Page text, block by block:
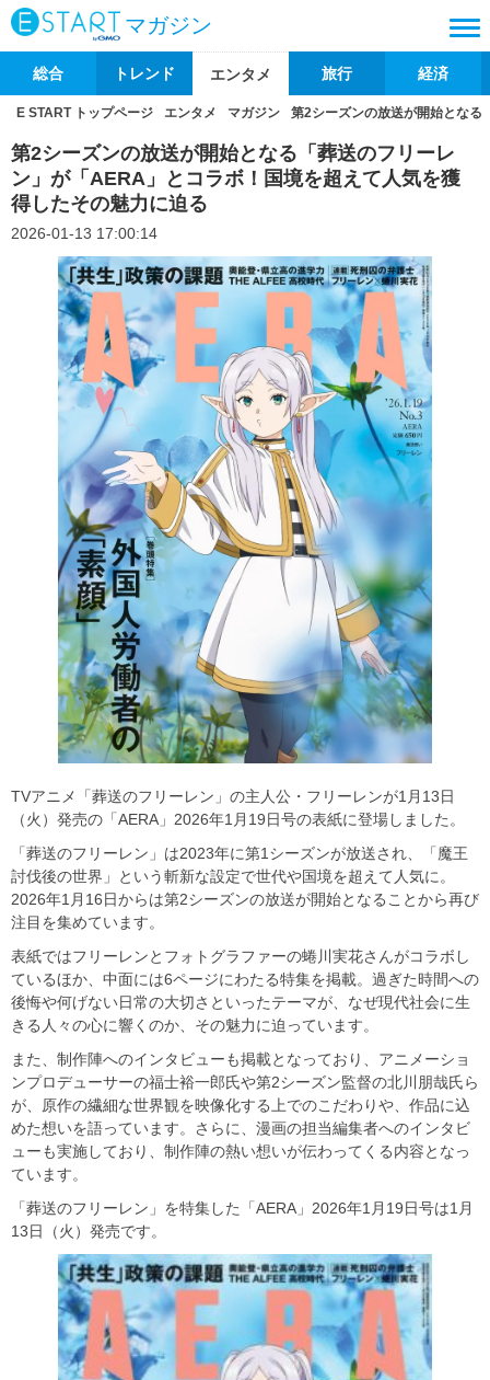
マガジン
総合 トレンド エンタメ 旅行 経済
E START トップページ エンタメ マガジン 第2シーズンの放送が開始となる
第2シーズンの放送が開始となる「葬送のフリーレ
ン」が「AERA」とコラボ！国境を超えて人気を獲
得したその魅力に迫る
2026-01-13 17:00:14
TVアニメ「葬送のフリーレン」の主人公・フリーレンが1月13日
（火）発売の「AERA」2026年1月19日号の表紙に登場しました。
「葬送のフリーレン」は2023年に第1シーズンが放送され、「魔王
討伐後の世界」という斬新な設定で世代や国境を超えて人気に。
2026年1月16日からは第2シーズンの放送が開始となることから再び
注目を集めています。
表紙ではフリーレンとフォトグラファーの蜷川実花さんがコラボし
ているほか、中面には6ページにわたる特集を掲載。過ぎた時間への
後悔や何げない日常の大切さといったテーマが、なぜ現代社会に生
きる人々の心に響くのか、その魅力に迫っています。
また、制作陣へのインタビューも掲載となっており、アニメーショ
ンプロデューサーの福士裕一郎氏や第2シーズン監督の北川朋哉氏ら
が、原作の繊細な世界観を映像化する上でのこだわりや、作品に込
めた想いを語っています。さらに、漫画の担当編集者へのインタビ
ューも実施しており、制作陣の熱い想いが伝わってくる内容となっ
ています。
「葬送のフリーレン」を特集した「AERA」2026年1月19日号は1月
13日（火）発売です。